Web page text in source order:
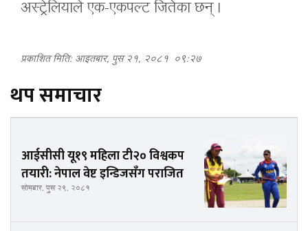
अस्ट्रेलियाले एक-एकपल्ट जितेका छन् ।
प्रकाशित मिति: आइतबार, पुस २१, २०८१ ०९:२७
थप समाचार
आईसीसी यू१९ महिला टी२० विश्वकप
तयारी: नेपाल वेष्ट इन्डिजसँग पराजित
सोमबार, पुस २९, २०८१